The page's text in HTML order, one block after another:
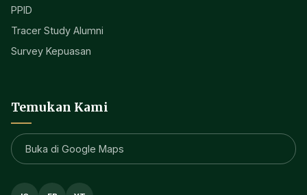
PPID
Tracer Study Alumni
Survey Kepuasan
Temukan Kami
Buka di Google Maps